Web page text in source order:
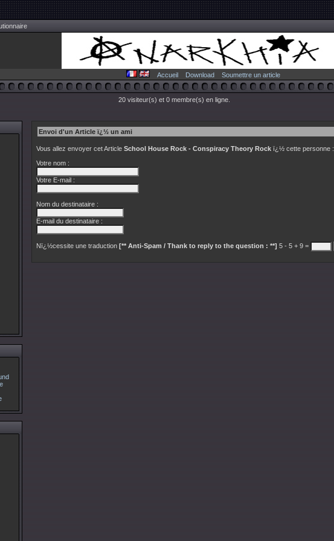
Accueil Download Soumettre un article
20 visiteur(s) et 0 membre(s) en ligne.
Envoi d'un Article ï¿½ un ami
Vous allez envoyer cet Article School House Rock - Conspiracy Theory Rock ï¿½ cette personne :
Votre nom :
Votre E-mail :
Nom du destinataire :
E-mail du destinataire :
Nï¿½cessite une traduction [** Anti-Spam / Thank to reply to the question : **] 5 - 5 + 9 =